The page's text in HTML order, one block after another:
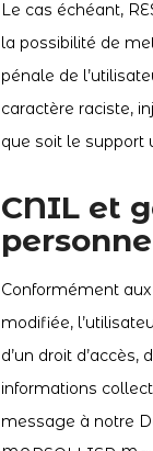
Le cas échéant,
la possibilité de
pénale de
caractère raciste,
que soit le support
CNIL et
Conformément
modifiée,
d’un droit
informations
message à notre